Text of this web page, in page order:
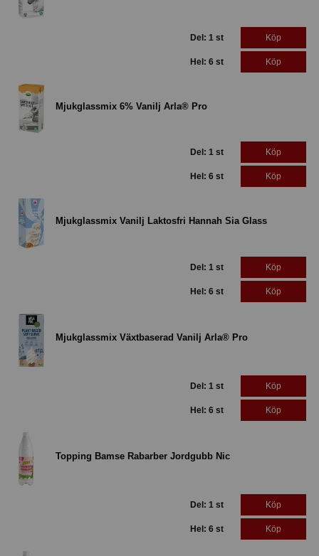
Del: 1 st Köp
Hel: 6 st Köp
Mjukglassmix 6% Vanilj Arla® Pro
Del: 1 st Köp
Hel: 6 st Köp
Mjukglassmix Vanilj Laktosfri Hannah Sia Glass
Del: 1 st Köp
Hel: 6 st Köp
Mjukglassmix Växtbaserad Vanilj Arla® Pro
Del: 1 st Köp
Hel: 6 st Köp
Topping Bamse Rabarber Jordgubb Nic
Del: 1 st Köp
Hel: 6 st Köp